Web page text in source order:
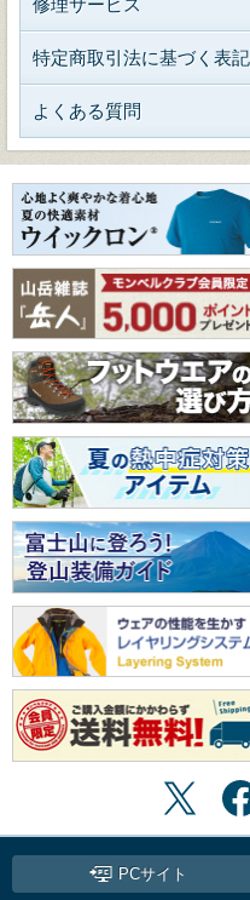
修理サービス
特定商取引法に基づく表記
よくある質問
PCサイト